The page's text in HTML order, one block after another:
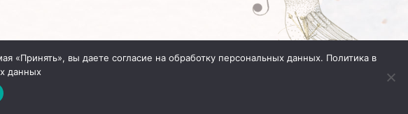
вы даете согласие на обработку персональных данных. Политика в
данных